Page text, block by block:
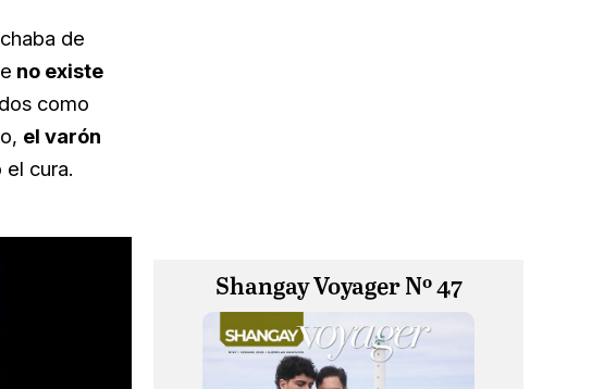
de
no existe
como
el varón
el cura.
Shangay Voyager Nº 47